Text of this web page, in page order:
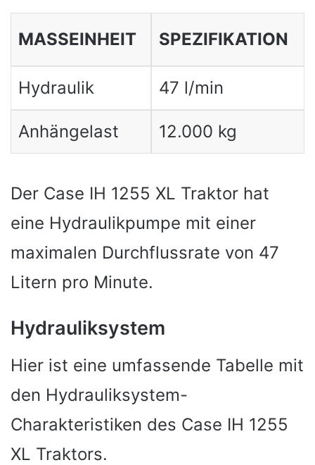
MASSEINHEIT SPEZIFIKATION
Hydraulik 47 l/min
Anhängelast 12.000 kg
Der Case IH 1255 XL Traktor hat
eine Hydraulikpumpe mit einer
maximalen Durchflussrate von 47
Litern pro Minute.
Hydrauliksystem
Hier ist eine umfassende Tabelle mit
den Hydrauliksystem-
Charakteristiken des Case IH 1255
XL Traktors.